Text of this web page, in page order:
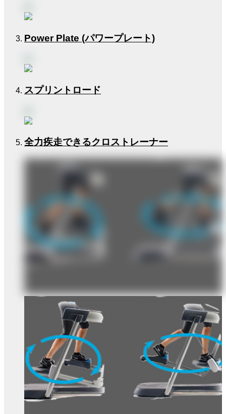
Power Plate (パワープレート)
スプリントロード
全力疾走できるクロストレーナー